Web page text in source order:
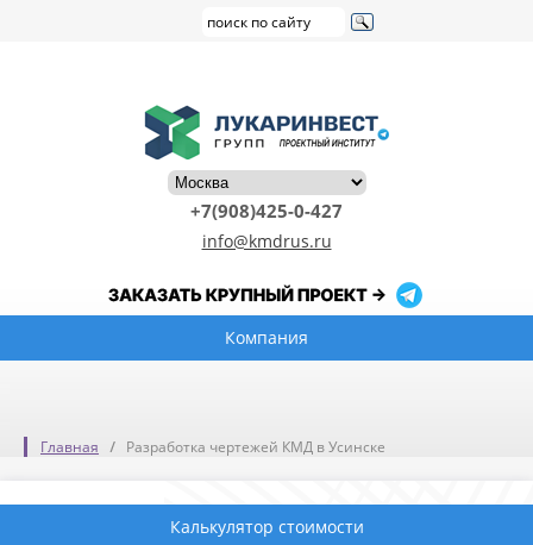
+7(908)425-0-427
info@kmdrus.ru
Компания
Главная Разработка чертежей КМД в Усинске
Калькулятор стоимости